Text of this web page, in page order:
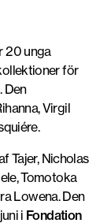
20 unga
för
Den
,Virgil
.
Tajer,Nicholas
,Tomotoka
Lowena. Den
i Fondation